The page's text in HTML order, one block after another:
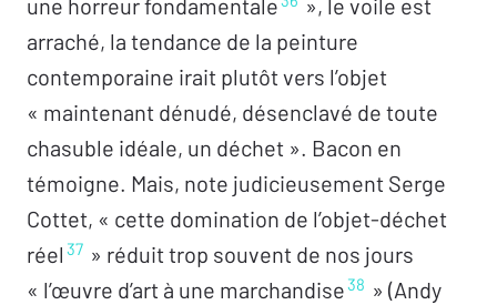
une horreur fondamentale
», le voile est
arraché, la tendance de la peinture
contemporaine irait plutôt vers l’objet
« maintenant dénudé, désenclavé de toute
chasuble idéale, un déchet ». Bacon en
témoigne. Mais, note judicieusement Serge
Cottet, « cette domination de l’objet-déchet
réel 37 » réduit trop souvent de nos jours
« l’œuvre d’art à une marchandise38 » (Andy